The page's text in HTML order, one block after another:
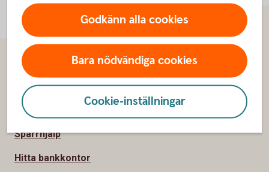
Godkänn alla cookies
Bara nödvändiga cookies
Cookie-inställningar
Sidfot
Hitta snabbt
Kontakta oss
Spärrhjälp
Hitta bankkontor